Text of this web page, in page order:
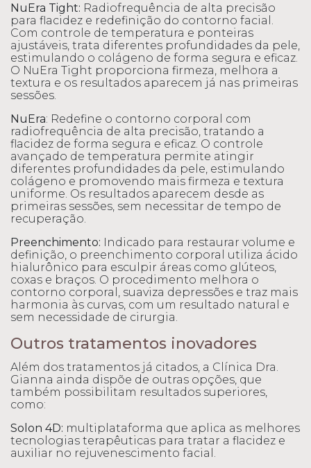
NuEra Tight: Radiofrequência de alta precisão
para flacidez e redefinição do contorno facial.
Com controle de temperatura e ponteiras
ajustáveis, trata diferentes profundidades da pele,
estimulando o colágeno de forma segura e eficaz.
O NuEra Tight proporciona firmeza, melhora a
textura e os resultados aparecem já nas primeiras
sessões.
NuEra: Redefine o contorno corporal com
radiofrequência de alta precisão, tratando a
flacidez de forma segura e eficaz. O controle
avançado de temperatura permite atingir
diferentes profundidades da pele, estimulando
colágeno e promovendo mais firmeza e textura
uniforme. Os resultados aparecem desde as
primeiras sessões, sem necessitar de tempo de
recuperação.
Preenchimento: Indicado para restaurar volume e
definição, o preenchimento corporal utiliza ácido
hialurônico para esculpir áreas como glúteos,
coxas e braços. O procedimento melhora o
contorno corporal, suaviza depressões e traz mais
harmonia às curvas, com um resultado natural e
sem necessidade de cirurgia.
Outros tratamentos inovadores
Além dos tratamentos já citados, a Clínica Dra.
Gianna ainda dispõe de outras opções, que
também possibilitam resultados superiores,
como:
Solon 4D: multiplataforma que aplica as melhores
tecnologias terapêuticas para tratar a flacidez e
auxiliar no rejuvenescimento facial.